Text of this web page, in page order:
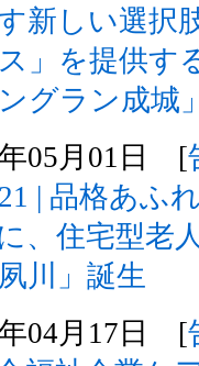
新しい選択
」を提供す
グラン成城
05月01日 [
| 品格あふ
、住宅型老
川」誕生
04月17日 [